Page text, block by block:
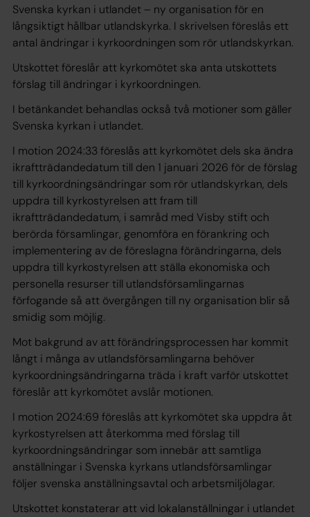
Svenska kyrkan i utlandet – ny organisation för en
långsiktigt hållbar utlandskyrka. I skrivelsen föreslås ett
antal ändringar i kyrkoordningen som rör utlandskyrkan.
Utskottet föreslår att kyrkomötet ska anta utskottets
förslag till ändringar i kyrkoordningen.
I betänkandet behandlas också två motioner som gäller
Svenska kyrkan i utlandet.
I motion 2024:33 föreslås att kyrkomötet dels ska ändra
ikraftträdandedatum till den 1 januari 2026 för de förslag
till kyrkoordningsändringar som rör utlandskyrkan, dels
uppdra till kyrkostyrelsen att fram till
ikraftträdandedatum, i samråd med Visby stift och
berörda församlingar, genomföra en förankring och
implementering av de föreslagna förändringarna, dels
uppdra till kyrkostyrelsen att ställa ekonomiska och
personella resurser till utlandsförsamlingarnas
förfogande så att övergången till ny organisation blir så
smidig som möjlig.
Mot bakgrund av att förändringsprocessen har kommit
långt i många av utlandsförsamlingarna behöver
kyrkoordningsändringarna träda i kraft varför utskottet
föreslår att kyrkomötet avslår motionen.
I motion 2024:69 föreslås att kyrkomötet ska uppdra åt
kyrkostyrelsen att återkomma med förslag till
kyrkoordningsändringar som innebär att samtliga
anställningar i Svenska kyrkans utlandsförsamlingar
följer svenska anställningsavtal och arbetsmiljölagar.
Utskottet konstaterar att vid lokalanställningar i utlandet